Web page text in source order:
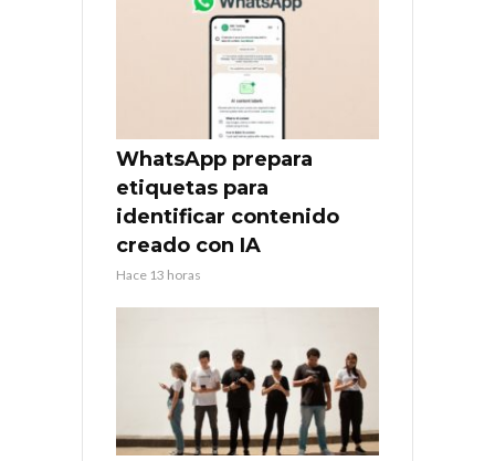
WhatsApp prepara
etiquetas para
identificar contenido
creado con IA
Hace 13 horas